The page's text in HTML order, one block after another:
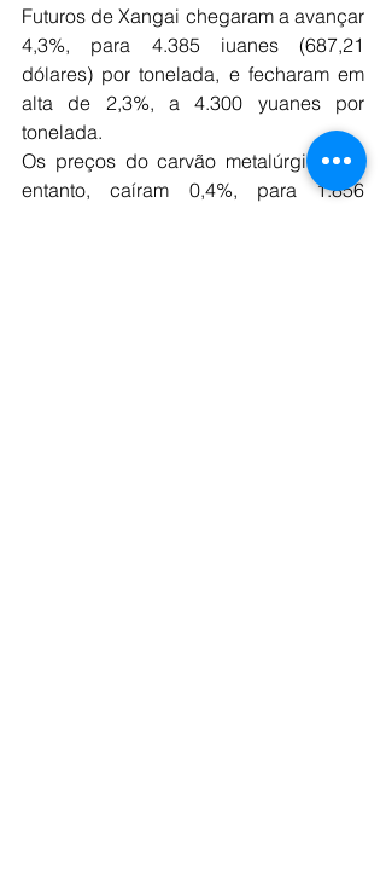
Futuros de Xangai chegaram a avançar
4,3%, para 4.385 iuanes (687,21
dólares) por tonelada, e fecharam em
alta de 2,3%, a 4.300 yuanes por
tonelada.
Os preços do carvão metalúrgico, no
entanto, caíram 0,4%, para 1.856